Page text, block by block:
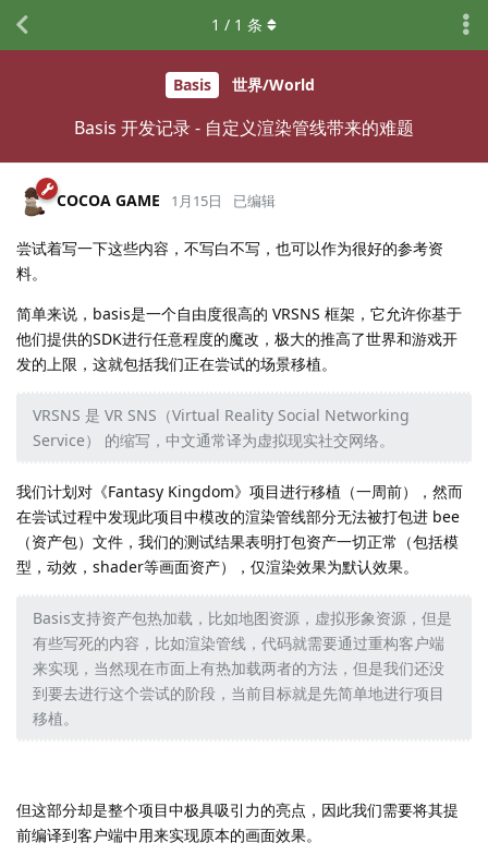
Basis 世界/World
Basis 开发记录 - 自定义渲染管线带来的难题
1 / 1 条
COCOA GAME 1月15日 已编辑
尝试着写一下这些内容，不写白不写，也可以作为很好的参考资
料。
简单来说，basis是一个自由度很高的 VRSNS 框架，它允许你基于
他们提供的SDK进行任意程度的魔改，极大的推高了世界和游戏开
发的上限，这就包括我们正在尝试的场景移植。
VRSNS 是 VR SNS（Virtual Reality Social Networking
Service） 的缩写，中文通常译为虚拟现实社交网络。
我们计划对《Fantasy Kingdom》项目进行移植（一周前），然而
在尝试过程中发现此项目中模改的渲染管线部分无法被打包进 bee
（资产包）文件，我们的测试结果表明打包资产一切正常（包括模
型，动效，shader等画面资产），仅渲染效果为默认效果。
Basis支持资产包热加载，比如地图资源，虚拟形象资源，但是
有些写死的内容，比如渲染管线，代码就需要通过重构客户端
来实现，当然现在市面上有热加载两者的方法，但是我们还没
到要去进行这个尝试的阶段，当前目标就是先简单地进行项目
移植。
但这部分却是整个项目中极具吸引力的亮点，因此我们需要将其提
前编译到客户端中用来实现原本的画面效果。